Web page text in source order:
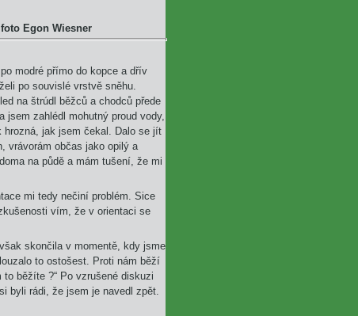
Egon Wiesner
modré přímo do kopce a dřív
po souvislé vrstvě sněhu.
na štrúdl běžců a chodců přede
jsem zahlédl mohutný proud vody,
hrozná, jak jsem čekal. Dalo se jít
vrávorám občas jako opilý a
na půdě a mám tušení, že mi
mi tedy nečiní problém. Sice
vím, že v orientaci se
skončila v momentě, kdy jsme
to ostošest. Proti nám běží
běžíte ?“ Po vzrušené diskuzi
byli rádi, že jsem je navedl zpět.